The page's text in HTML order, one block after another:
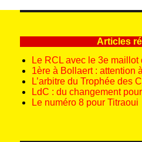
Articles
Le RCL avec le 3e maillot
1ère à Bollaert : attention
L’arbitre du Trophée des
LdC : du changement
Le numéro 8 pour Titraoui